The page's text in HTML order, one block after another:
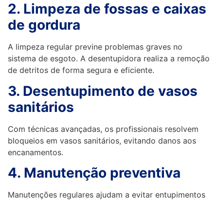
2. Limpeza de fossas e caixas
de gordura
A limpeza regular previne problemas graves no
sistema de esgoto. A desentupidora realiza a remoção
de detritos de forma segura e eficiente.
3. Desentupimento de vasos
sanitários
Com técnicas avançadas, os profissionais resolvem
bloqueios em vasos sanitários, evitando danos aos
encanamentos.
4. Manutenção preventiva
Manutenções regulares ajudam a evitar entupimentos